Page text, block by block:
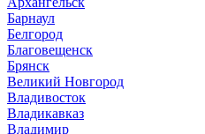
Барнаул
Белгород
Благовещенск
Брянск
Великий Новгород
Владивосток
Владикавказ
Владимир